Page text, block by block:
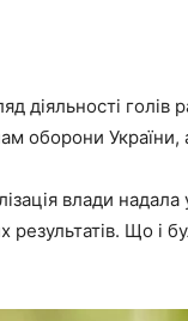
голів
оборони України,
влади
Що і